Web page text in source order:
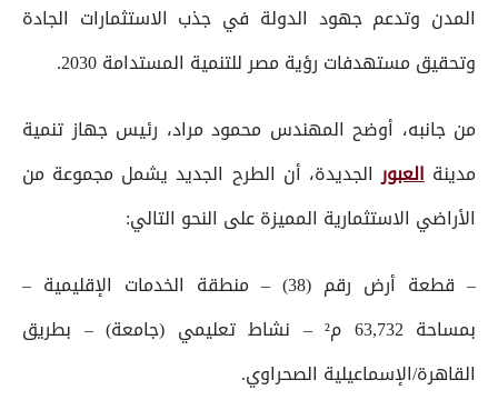
المدن وتدعم جهود الدولة في جذب الاستثمارات الجادة
وتحقيق مستهدفات رؤية مصر للتنمية المستدامة 2030.
من جانبه، أوضح المهندس محمود مراد، رئيس جهاز تنمية
مدينةالعبورالجديدة، أن الطرح الجديد يشمل مجموعة من
الأراضي الاستثمارية المميزة على النحو التالي:
– قطعة أرض رقم (38) – منطقة الخدمات الإقليمية –
بمساحة 63,732 م² – نشاط تعليمي (جامعة) – بطريق
القاهرة/الإسماعيلية الصحراوي.